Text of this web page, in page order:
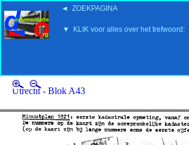
◄ ZOEKPAGINA
▼ KLIK voor alles over het trefwoord:
Utrecht - Blok A43
'15:19 19-2-2008